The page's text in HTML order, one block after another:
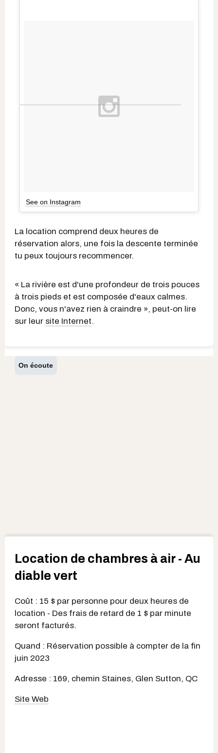
See on Instagram
La location comprend deux heures de
réservation alors, une fois la descente terminée
tu peux toujours recommencer.
« La rivière est d'une profondeur de trois pouces
à trois pieds et est composée d'eaux calmes.
Donc, vous n'avez rien à craindre », peut-on lire
sur leur site Internet.
On écoute
Location de chambres à air - Au
diable vert
Coût : 15 $ par personne pour deux heures de
location - Des frais de retard de 1 $ par minute
seront facturés.
Quand : Réservation possible à compter de la fin
juin 2023
Adresse : 169, chemin Staines, Glen Sutton, QC
Site Web